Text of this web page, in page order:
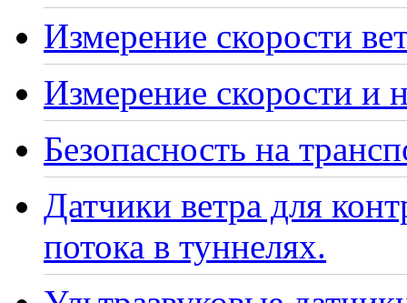
Измерение скорости
Измерение скорости и
Безопасность на
Датчики ветра для
потока в туннелях.